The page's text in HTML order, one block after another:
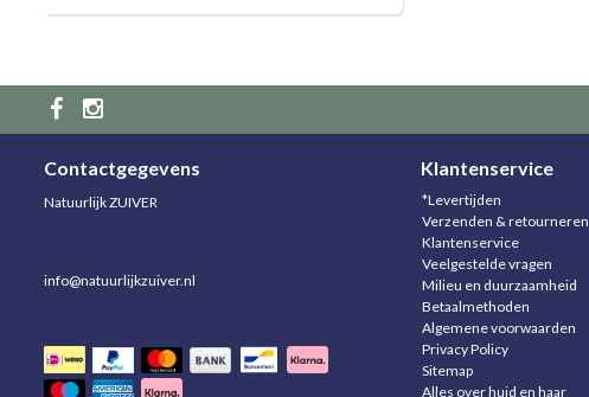
Contactgegevens
Natuurlijk ZUIVER
info@natuurlijkzuiver.nl
Klantenservice
*Levertijden
Verzenden & retourneren
Klantenservice
Veelgestelde vragen
Milieu en duurzaamheid
Betaalmethoden
Algemene voorwaarden
Privacy Policy
Sitemap
Alles over huid en haar